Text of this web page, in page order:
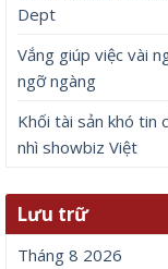
Dept
Vắng giúp việc vài
ngỡ ngàng
Khối tài sản khó tin
nhì showbiz Việt
Lưu trữ
Tháng 8 2026